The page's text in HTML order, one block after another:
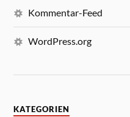
Kommentar-Feed
WordPress.org
KATEGORIEN